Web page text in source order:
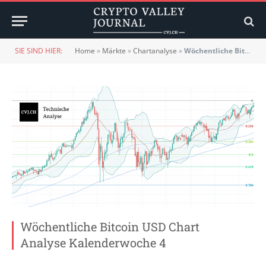
SIE SIND HIER: Home » Märkte »Chartanalyse »Wöchentliche Bitcoin USD Chart Analyse Kalenderwoche 4
Wöchentliche Bitcoin USD Chart
Analyse Kalenderwoche 4